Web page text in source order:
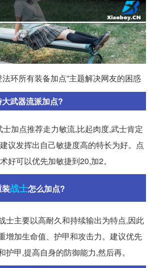
法环所有装备加点”主题解决网友的困惑
武器流派加点?
加点推荐走力敏流,比起肉度,武士肯定
议发挥出自己敏捷度高的特长为好。点
好可以优先加敏捷到20,加2。
装战士怎么加点?
士主要以高耐久和持续输出为特点,因此
增加生命值、护甲和攻击力。建议优先
护甲,提高自身的防御能力,然后再。